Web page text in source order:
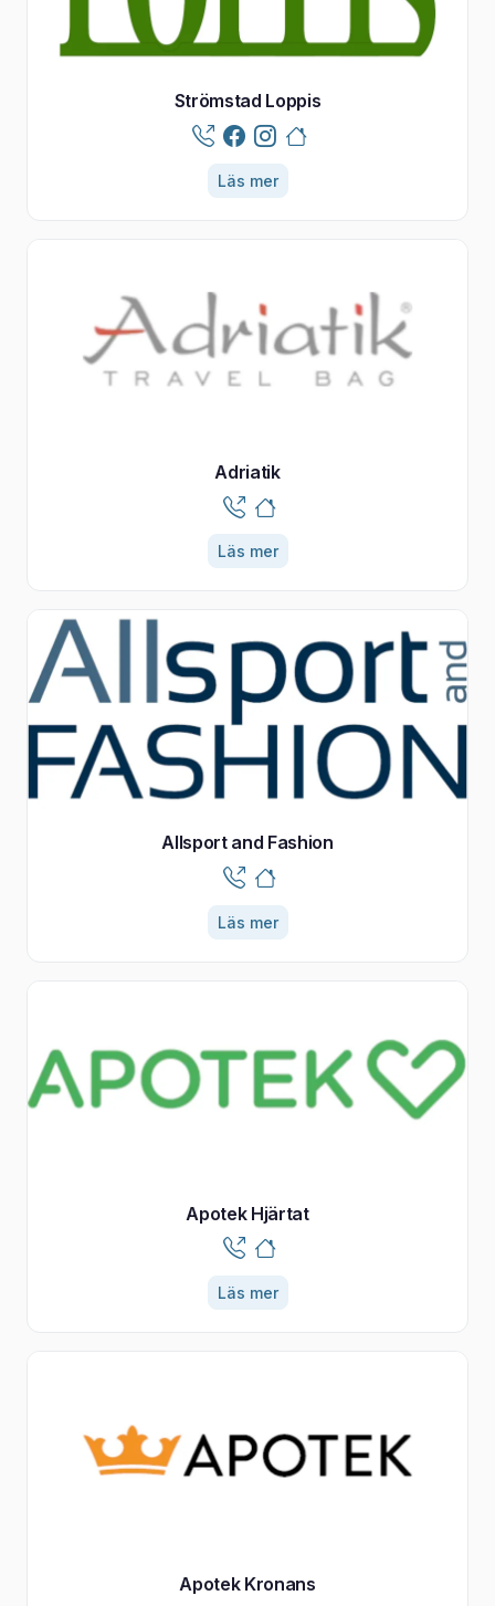
Strömstad Loppis
Läs mer
Adriatik
Läs mer
Allsport and Fashion
Läs mer
Apotek Hjärtat
Läs mer
Apotek Kronans